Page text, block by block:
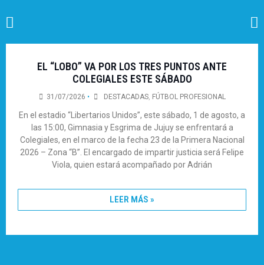
EL “LOBO” VA POR LOS TRES PUNTOS ANTE
COLEGIALES ESTE SÁBADO
31/07/2026 • DESTACADAS, FÚTBOL PROFESIONAL
En el estadio “Libertarios Unidos”, este sábado, 1 de agosto, a
las 15:00, Gimnasia y Esgrima de Jujuy se enfrentará a
Colegiales, en el marco de la fecha 23 de la Primera Nacional
2026 – Zona “B”. El encargado de impartir justicia será Felipe
Viola, quien estará acompañado por Adrián
LEER MÁS »